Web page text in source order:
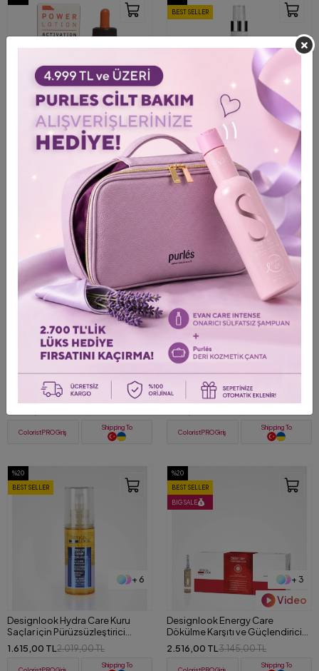
+ 2
TiareColor Vital Zayıf Dökülen
Saçlar İçin Güçlendirici Losyon
2.347,00 TL
Shipping To
BEST SELLER
+ 6
NYCE Evita Brilliant Yıpranmış
Saçlar için Onarıcı Serum 150 ml
2.604,00 TL
3.515,00 TL
ColoristPRO Giriş
Shipping To
BEST SELLER
NYCE Discipline Kabaran Saçlar
için Pürüzsüzleştirici Serum 150
ML
ColoristPRO Giriş
Shipping To
BEST SELLER
Desinglook Color Care Boyalı
Saçlar için Aydınlatıcı Renk
Koruyucu Yağ 100 ML
ColoristPRO Giriş
Shipping To
%20
BEST SELLER
+ 6
Designlook Hydra Care Kuru
Saçlar için Pürüzsüzleştirici
Serum 100 ML
1.615,00 TL 2.019,00 TL
Shipping To
%20
BEST SELLER
BIG SALE
+ 3
Video
Designlook Energy Care
Dökülme Karşıtı ve Güçlendirici
Bitkisel Serum 12 x 10 ml
2.516,00 TL 3.145,00 TL
Shipping To